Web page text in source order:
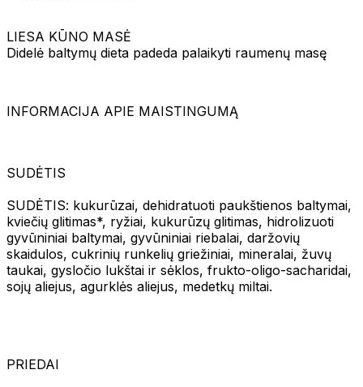
LIESA KŪNO MASĖ
Didelė baltymų dieta padeda palaikyti raumenų masę
INFORMACIJA APIE MAISTINGUMĄ
SUDĖTIS
SUDĖTIS: kukurūzai, dehidratuoti paukštienos baltymai,
kviečių glitimas*, ryžiai, kukurūzų glitimas, hidrolizuoti
gyvūniniai baltymai, gyvūniniai riebalai, daržovių
skaidulos, cukrinių runkelių griežiniai, mineralai, žuvų
taukai, gysločio lukštai ir sėklos, frukto-oligo-sacharidai,
sojų aliejus, agurklės aliejus, medetkų miltai.
PRIEDAI